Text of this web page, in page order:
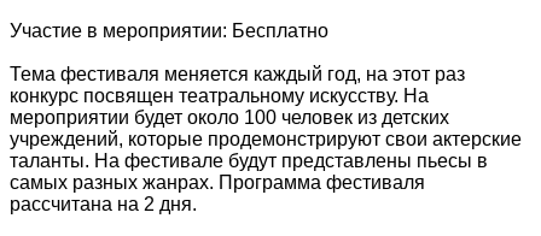
Участие в мероприятии: Бесплатно
Тема фестиваля меняется каждый год, на этот раз
конкурс посвящен театральному искусству. На
мероприятии будет около 100 человек из детских
учреждений, которые продемонстрируют свои актерские
таланты. На фестивале будут представлены пьесы в
самых разных жанрах. Программа фестиваля
рассчитана на 2 дня.